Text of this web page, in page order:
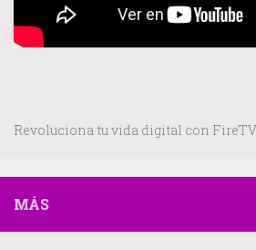
Revoluciona tu vida digital con FireTV
MÁS